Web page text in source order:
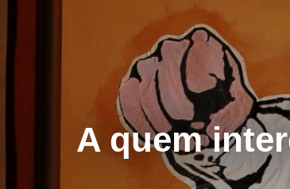
A quem